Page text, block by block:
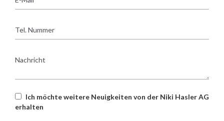
Mail
Nummer
Ich möchte weitere Neuigkeiten von der Niki Hasler AG
erhalten